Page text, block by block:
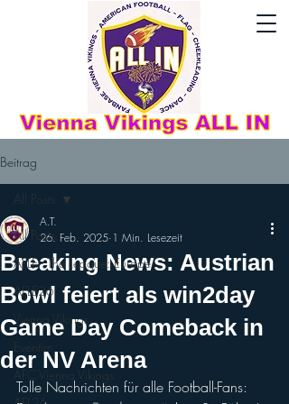
Beitrag
All Posts
AFLE - The League: Europe
AFLE26
Vienna Vikings
Eventim
AFC Vienna Vikings
All Posts
Breaking News: Austrian
Bowl feiert als win2day
Game Day Comeback in
der NV Arena
A.T.
26. Feb. 2025 1 Min. Lesezeit
Tolle Nachrichten für alle Football-Fans: